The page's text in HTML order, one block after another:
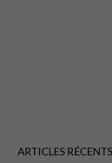
ARTICLES RÉCENTS